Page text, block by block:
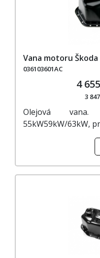
Vana motoru
036103601AC
4
3
Olejová
55kW59kW/63kW,